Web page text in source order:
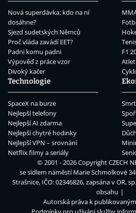
Nová superdávka: kdo na ní
dosáhne?
Sjezd sudetských Němců
Proč vláda zavádí EET?
Padni komu padni
Výpověď z práce vzor
Divoký kačer
F1
Technologie
SpaceX na burze
Nejlepší telefony
Nejlepší AI zdarma
Nejlepší chytré hodinky
Nejlepší VPN – srovnání
Netflix filmy a seriály
© 2001 - 2026 CopyrightCZECH
se sídlem náměstí Marie Schmolkové
Strašnice, IČO: 02346826, zapsána v OR,
obsahu
Autorská práva k